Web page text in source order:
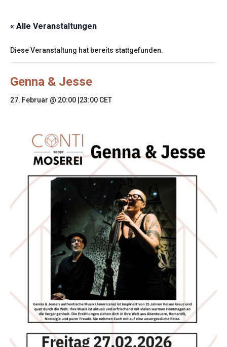
« Alle Veranstaltungen
Diese Veranstaltung hat bereits stattgefunden.
Genna & Jesse
27. Februar @ 20:00 23:00 CET